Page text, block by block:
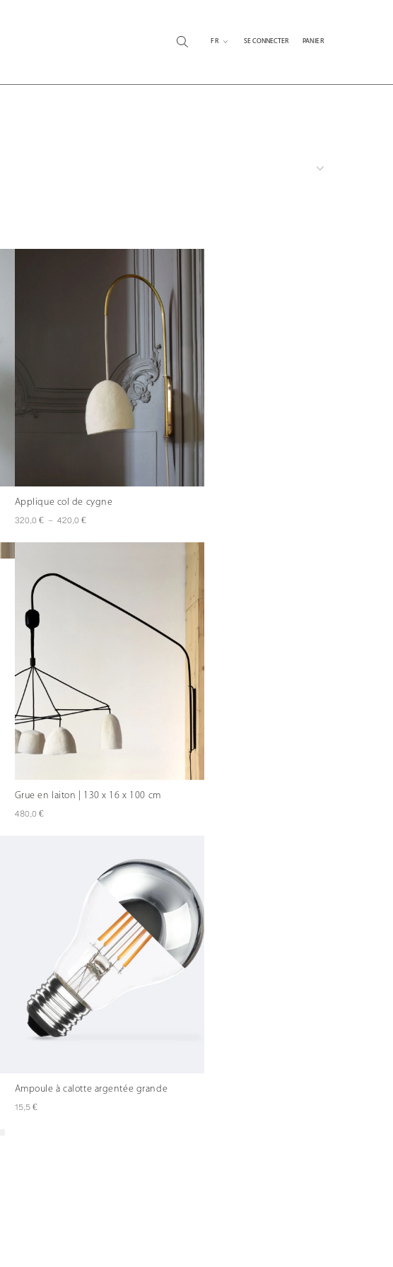
FR SE CONNECTER PANIER
Applique col de cygne
320,0 € – 420,0 €Plage
Grue en laiton | 130 x 16 x 100 cm
480,0 €
Ampoule à calotte argentée grande
15,5 €